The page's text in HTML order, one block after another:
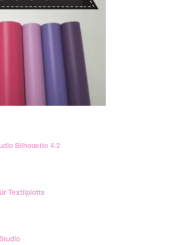
Silhouette 4.2
Textilplotts